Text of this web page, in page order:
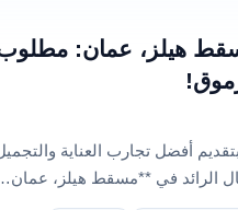
هيلز، عمان: مطلوب
أفضل تجارب العناية
الرائد في **مسقط هيلز،